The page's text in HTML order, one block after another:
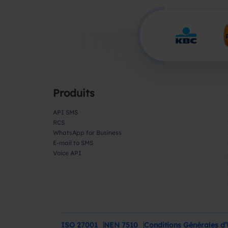
Produits
API SMS
RCS
WhatsApp for Business
E-mail to SMS
Voice API
ISO 27001 NEN 7510 Conditions Générales